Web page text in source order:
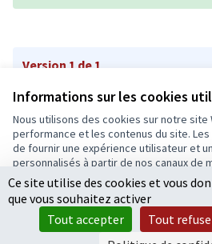
Informations sur les cookies
Nous utilisons des cookies sur notre site
performance et les contenus du site.
de fournir une expérience utilisateur et
personnalisés à partir de nos canaux de
Tout
Accepter seulement les
Paramètres
Version 1 de 1
Conditions d'utilisation
Paramètres des cookies
Ecrivons Angers sur X
(Lien externe)
Ecrivons Angers sur Facebook
(Lien externe)
Ce site utilise des cookies et vous
que vous souhaitez activer
Tout accepter
Tout